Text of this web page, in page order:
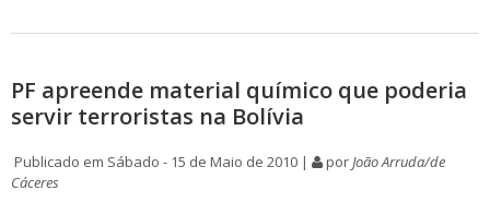
PF apreende material químico que poderia
servir terroristas na Bolívia
Publicado em Sábado - 15 de Maio de 2010 | porJoão Arruda/de
Cáceres